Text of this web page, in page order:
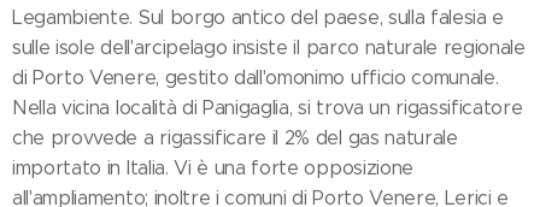
Legambiente. Sul borgo antico del paese, sulla falesia e
sulle isole dell'arcipelago insiste il parco naturale regionale
di Porto Venere, gestito dall'omonimo ufficio comunale.
Nella vicina località di Panigaglia, si trova un rigassificatore
che provvede a rigassificare il 2% del gas naturale
importato in Italia. Vi è una forte opposizione
all'ampliamento; inoltre i comuni di Porto Venere, Lerici e